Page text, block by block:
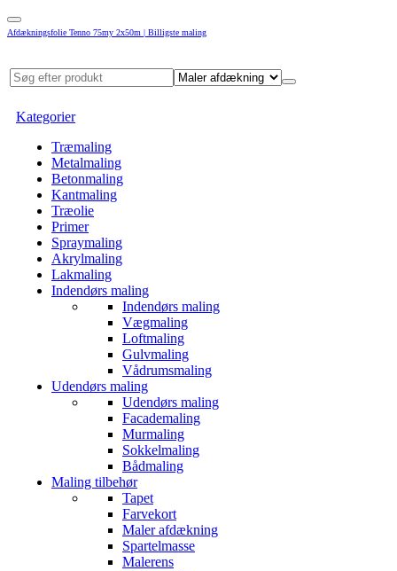
Afdækningsfolie Tenno 75my 2x50m | Billigste maling
Kategorier
Træmaling
Metalmaling
Betonmaling
Kantmaling
Træolie
Primer
Spraymaling
Akrylmaling
Lakmaling
Indendørs maling
Indendørs maling
Vægmaling
Loftmaling
Gulvmaling
Vådrumsmaling
Udendørs maling
Udendørs maling
Facademaling
Murmaling
Sokkelmaling
Bådmaling
Maling tilbehør
Tapet
Farvekort
Maler afdækning
Spartelmasse
Malerens